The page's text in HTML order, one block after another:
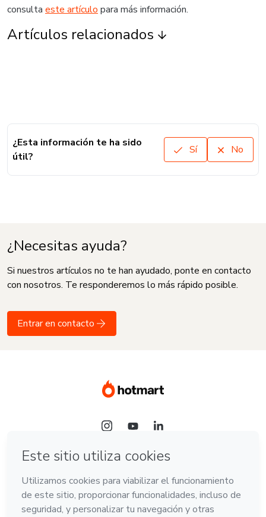
consulta este artículo para más información.
Artículos relacionados
¿Esta información te ha sido
útil?
Sí No
¿Necesitas ayuda?
Si nuestros artículos no te han ayudado, ponte en contacto
con nosotros. Te responderemos lo más rápido posible.
Entrar en contacto
Idioma
Español